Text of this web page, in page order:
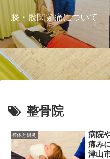
膝・股関節痛について
整骨院
整体と鍼灸
病院
痛み
津山